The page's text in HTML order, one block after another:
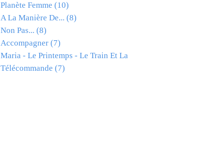
Planète Femme (10)
A La Manière De... (8)
Non Pas... (8)
Accompagner (7)
Maria - Le Printemps - Le Train Et La
Télécommande (7)